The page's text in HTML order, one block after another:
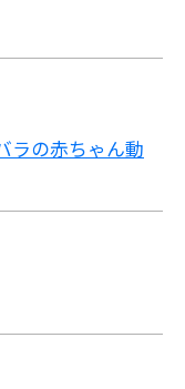
ラの赤ちゃん動